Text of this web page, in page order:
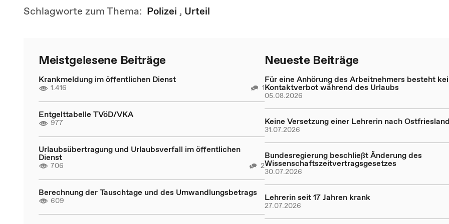
Schlagworte zum Thema: Polizei , Urteil
Meistgelesene Beiträge
Krankmeldung im öffentlichen Dienst
1.416 1
Entgelttabelle TVöD/VKA
977
Urlaubsübertragung und Urlaubsverfall im öffentlichen
Dienst
706 2
Berechnung der Tauschtage und des Umwandlungsbetrags
609
Neueste Beiträge
Für eine Anhörung des Arbeitnehmers besteht
Kontaktverbot während des Urlaubs
05.08.2026
Keine Versetzung einer Lehrerin nach
31.07.2026
Bundesregierung beschließt Änderung des
Wissenschaftszeitvertragsgesetzes
30.07.2026
Lehrerin seit 17 Jahren krank
27.07.2026